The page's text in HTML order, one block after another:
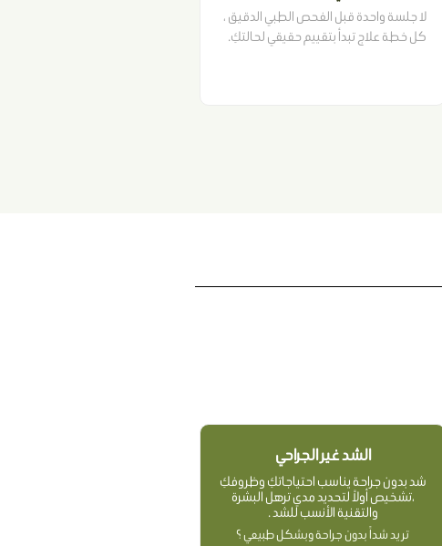
لا جلسة واحدة قبل الفحص الطبي الدقيق ،
كل خطة علاج تبدأ بتقييم حقيقي لحالتكِ.
الشد غير الجراحي
شد بدون جراحة يناسب احتياجاتكِ وظروفكِ
،تشخيص أولاً لتحديد مدي ترهل البشرة
والتقنية الأنسب للشد .
تريد شداً بدون جراحة وبشكل طبيعي ؟